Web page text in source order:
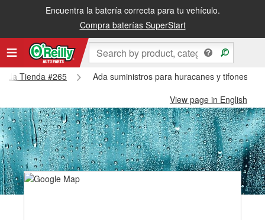
Encuentra la batería correcta para tu vehículo.
Compra baterías SuperStart
Tienda #265
Ada suministros para huracanes y tifones -
View page in English